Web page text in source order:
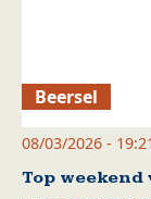
Beersel
08/03/2026 - 19:21
Top